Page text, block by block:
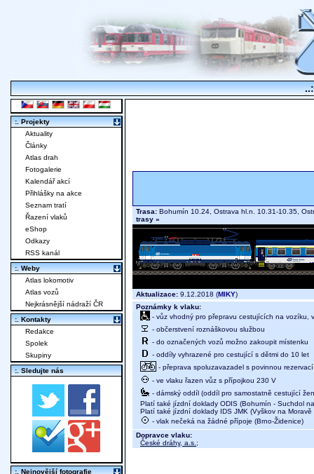
Trasa: Bohumín 10.24, Ostrava hl.n. 10.31-10.35,
trasy »
Aktualizace: 9.12.2018 (MIKY)
Poznámky k vlaku:
- vůz vhodný pro přepravu cestujících na vozíku,
- občerstvení roznáškovou službou
- do označených vozů možno zakoupit místenku
- oddíly vyhrazené pro cestující s dětmi do 10 let
- přeprava spoluzavazadel s povinnou
- ve vlaku řazen vůz s přípojkou 230 V
- dámský oddíl (oddíl pro samostatně cestující
Platí také jízdní doklady ODIS (Bohumín - Suchdol
Platí také jízdní doklady IDS JMK (Vyškov na Moravě
- vlak nečeká na žádné přípoje (Brno-Židenice)
Dopravce vlaku:
České dráhy, a.s. ;
:. Projekty
Aktuality
Články
Atlas drah
Fotogalerie
Kalendář akcí
Přihlášky na akce
Seznam tratí
Řazení vlaků
eShop
Odkazy
RSS kanál
:. Weby
Atlas lokomotiv
Atlas vozů
Nejkrásnější nádraží ČR
:. Kontakty
Redakce
Spolek
Skupiny
:. Sledujte nás
:. Nejnovější fotografie